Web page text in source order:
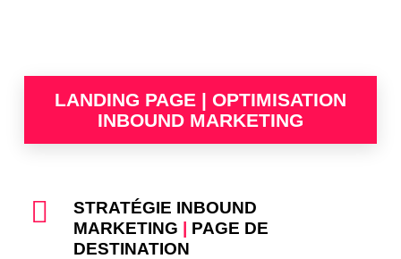
LANDING PAGE | OPTIMISATION
INBOUND MARKETING
STRATÉGIE INBOUND
MARKETING | PAGE DE
DESTINATION